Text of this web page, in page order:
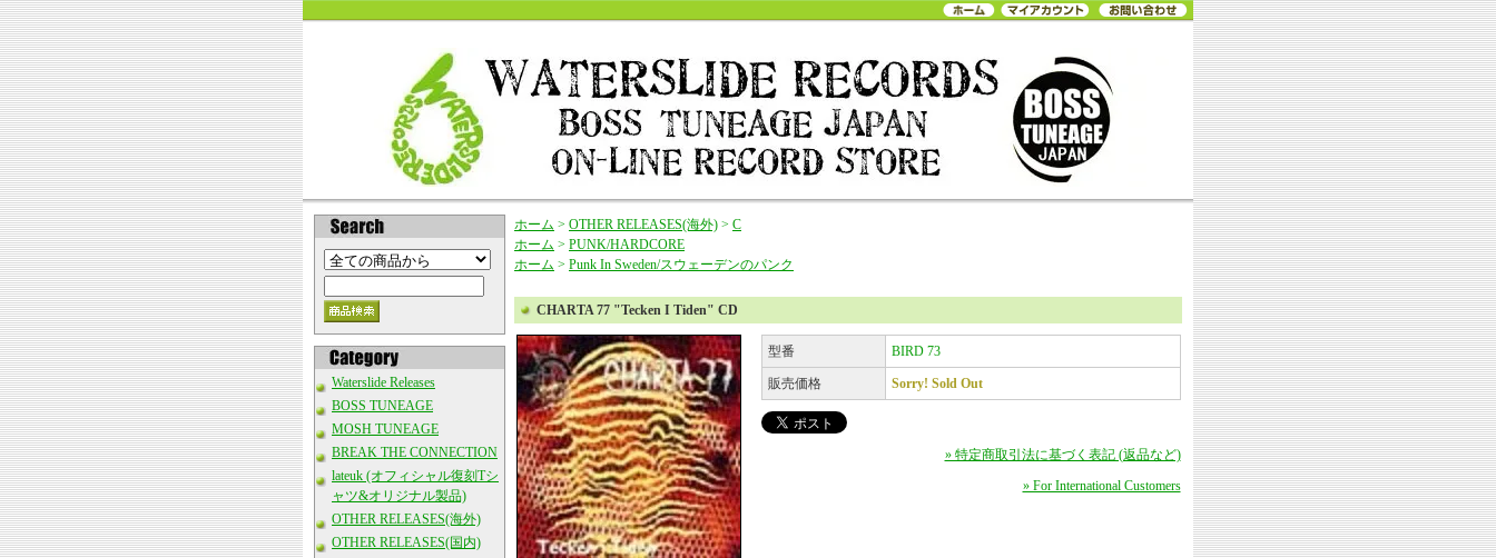
Waterslide Releases
BOSS TUNEAGE
MOSH TUNEAGE
BREAK THE CONNECTION
lateuk (オフィシャル復刻Tシ
ャツ&オリジナル製品)
OTHER RELEASES(海外)
OTHER RELEASES(国内)
ホーム > OTHER RELEASES(海外) > C
ホーム > PUNK/HARDCORE
ホーム > Punk In Sweden/スウェーデンのパンク
CHARTA 77 "Tecken I Tiden" CD
型番 BIRD 73
販売価格 Sorry! Sold Out
» 特定商取引法に基づく表記 (返品など)
» For International Customers